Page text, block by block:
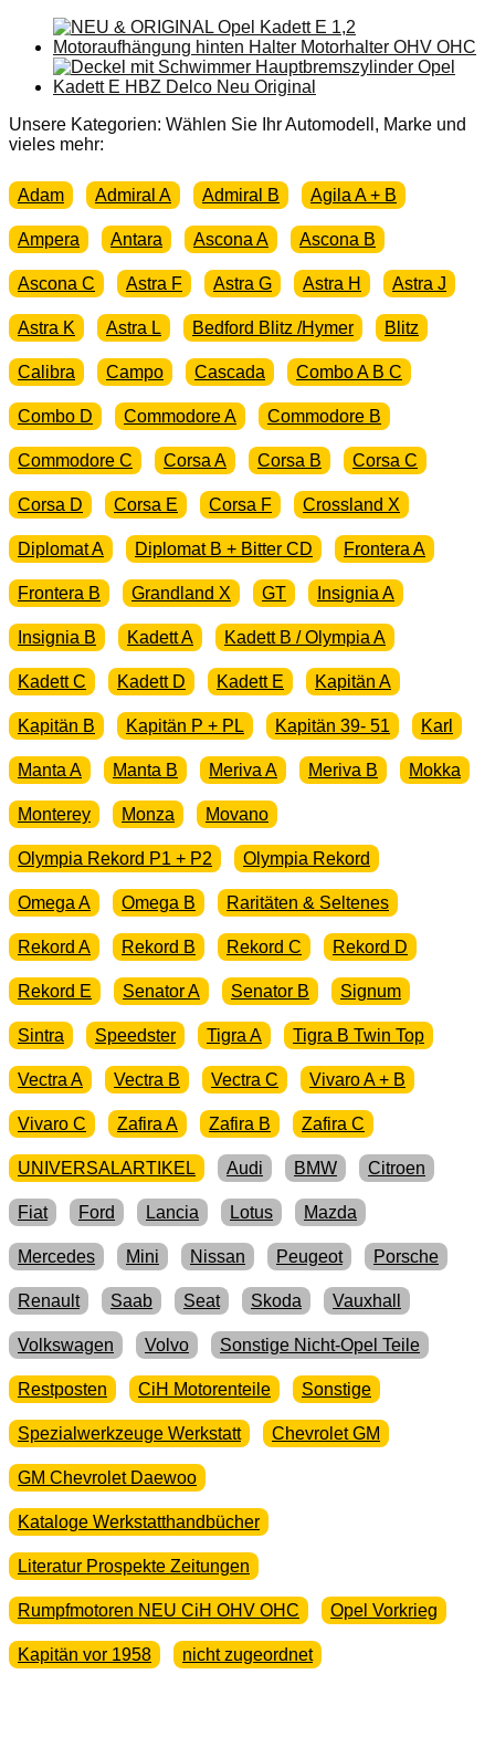
Unsere Kategorien: Wählen Sie Ihr Automodell, Marke und
vieles mehr:
Adam Admiral A Admiral B Agila A + B
Ampera Antara Ascona A Ascona B
Ascona C Astra F Astra G Astra H Astra J
Astra K Astra L Bedford Blitz /Hymer Blitz
Calibra Campo Cascada Combo A B C
Combo D Commodore A Commodore B
Commodore C Corsa A Corsa B Corsa C
Corsa D Corsa E Corsa F Crossland X
Diplomat A Diplomat B + Bitter CD Frontera A
Frontera B Grandland X GT Insignia A
Insignia B Kadett A Kadett B / Olympia A
Kadett C Kadett D Kadett E Kapitän A
Kapitän B Kapitän P + PL Kapitän 39- 51 Karl
Manta A Manta B Meriva A Meriva B Mokka
Monterey Monza Movano
Olympia Rekord P1 + P2 Olympia Rekord
Omega A Omega B Raritäten & Seltenes
Rekord A Rekord B Rekord C Rekord D
Rekord E Senator A Senator B Signum
Sintra Speedster Tigra A Tigra B Twin Top
Vectra A Vectra B Vectra C Vivaro A + B
Vivaro C Zafira A Zafira B Zafira C
UNIVERSALARTIKEL Audi BMW Citroen
Fiat Ford Lancia Lotus Mazda
Mercedes Mini Nissan Peugeot Porsche
Renault Saab Seat Skoda Vauxhall
Volkswagen Volvo Sonstige Nicht-Opel Teile
Restposten CiH Motorenteile Sonstige
Spezialwerkzeuge Werkstatt Chevrolet GM
GM Chevrolet Daewoo
Kataloge Werkstatthandbücher
Literatur Prospekte Zeitungen
Rumpfmotoren NEU CiH OHV OHC Opel Vorkrieg
Kapitän vor 1958 nicht zugeordnet